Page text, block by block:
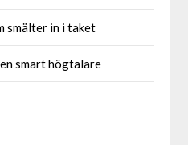
smälter in i taket
smart högtalare